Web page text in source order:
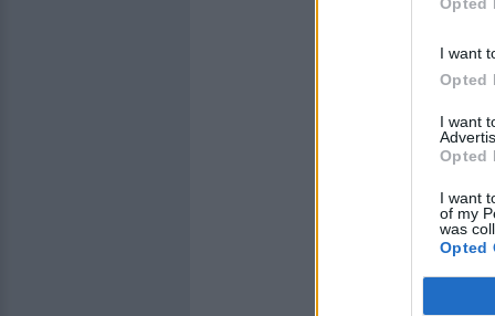
I want
Opted
I want
Opted
I want
of my
was
Opted